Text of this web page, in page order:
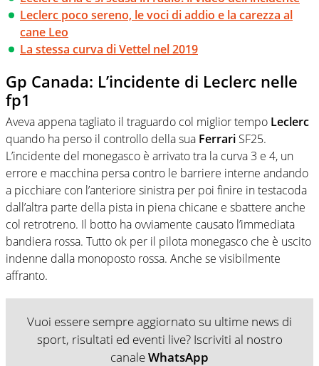
Leclerc poco sereno, le voci di addio e la carezza al
cane Leo
La stessa curva di Vettel nel 2019
Gp Canada: L’incidente di Leclerc nelle
fp1
Aveva appena tagliato il traguardo col miglior tempo Leclerc
quando ha perso il controllo della sua Ferrari SF25.
L’incidente del monegasco è arrivato tra la curva 3 e 4, un
errore e macchina persa contro le barriere interne andando
a picchiare con l’anteriore sinistra per poi finire in testacoda
dall’altra parte della pista in piena chicane e sbattere anche
col retrotreno. Il botto ha ovviamente causato l’immediata
bandiera rossa. Tutto ok per il pilota monegasco che è uscito
indenne dalla monoposto rossa. Anche se visibilmente
affranto.
Vuoi essere sempre aggiornato su ultime news di
sport, risultati ed eventi live? Iscriviti al nostro
canaleWhatsApp